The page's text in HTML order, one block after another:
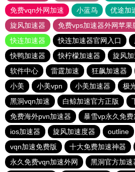
免费vqn外网加速
小蓝鸟 优途加
旋风加速器
免费vps加速器外网苹果
快连加速器
快连加速器官网入口
快鸭加速器
快柠檬加速器 旋风
软件中心
雷霆加速 狂飙加速器
小美
小美vpn 小美加速器
极
黑洞vqn加速
白鲸加速官方正版
免费海外pvn加速器
暴雪vp永久免
ios加速器
旋风加速度器 outline
vqn加速免费版
十大免费加速神器
永久免费vqn加速外网
黑洞官方加速